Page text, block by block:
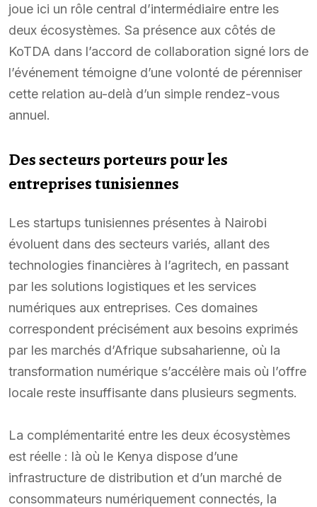
joue ici un rôle central d’intermédiaire entre les
deux écosystèmes. Sa présence aux côtés de
KoTDA dans l’accord de collaboration signé lors de
l’événement témoigne d’une volonté de pérenniser
cette relation au-delà d’un simple rendez-vous
annuel.
Des secteurs porteurs pour les
entreprises tunisiennes
Les startups tunisiennes présentes à Nairobi
évoluent dans des secteurs variés, allant des
technologies financières à l’agritech, en passant
par les solutions logistiques et les services
numériques aux entreprises. Ces domaines
correspondent précisément aux besoins exprimés
par les marchés d’Afrique subsaharienne, où la
transformation numérique s’accélère mais où l’offre
locale reste insuffisante dans plusieurs segments.
La complémentarité entre les deux écosystèmes
est réelle : là où le Kenya dispose d’une
infrastructure de distribution et d’un marché de
consommateurs numériquement connectés, la